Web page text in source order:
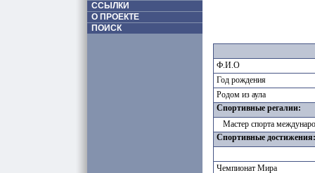
ССЫЛКИ
О ПРОЕКТЕ
ПОИСК
Ф.И.О
Год рождения
Родом из аула
Спортивные регалии:
Мастер спорта
Спортивные достижения:
Чемпионат Мира